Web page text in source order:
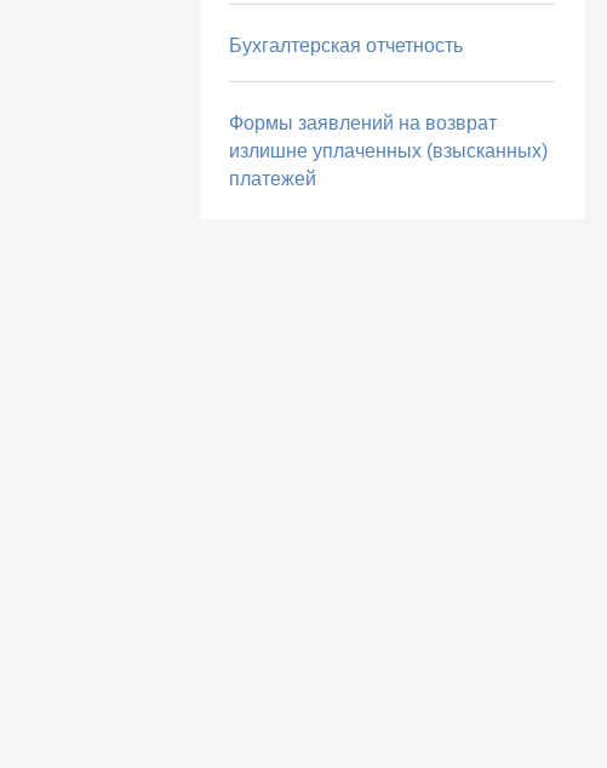
Бухгалтерская отчетность
Формы заявлений на возврат
излишне уплаченных (взысканных)
платежей